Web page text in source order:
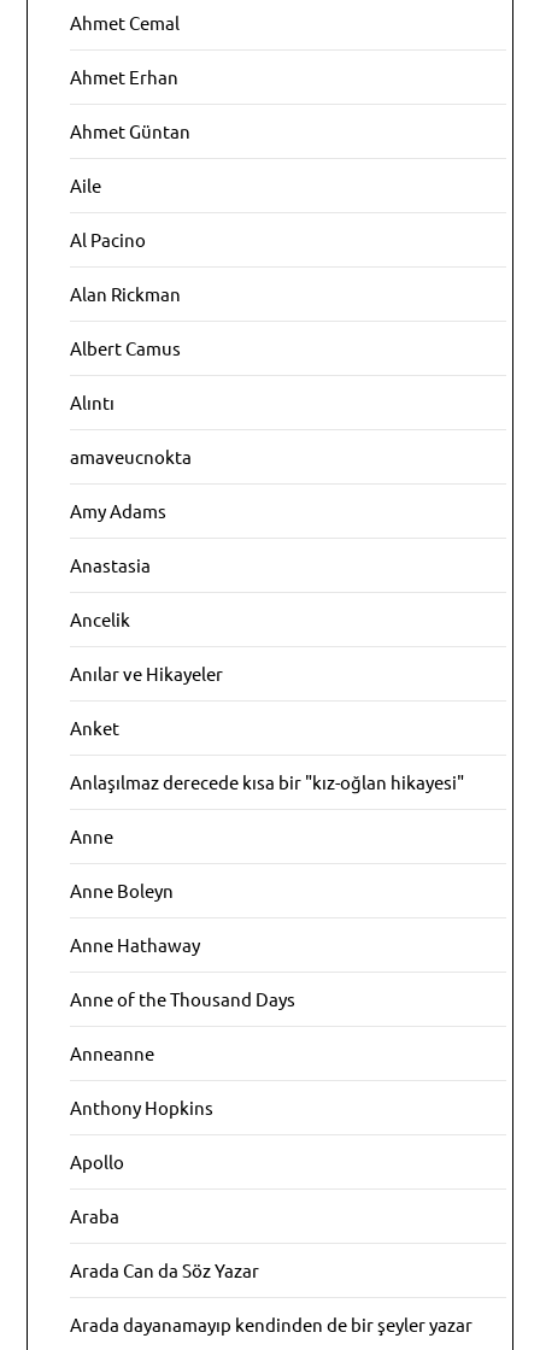
Ahmet Cemal
Ahmet Erhan
Ahmet Güntan
Aile
Al Pacino
Alan Rickman
Albert Camus
Alıntı
amaveucnokta
Amy Adams
Anastasia
Ancelik
Anılar ve Hikayeler
Anket
Anlaşılmaz derecede kısa bir "kız-oğlan hikayesi"
Anne
Anne Boleyn
Anne Hathaway
Anne of the Thousand Days
Anneanne
Anthony Hopkins
Apollo
Araba
Arada Can da Söz Yazar
Arada dayanamayıp kendinden de bir şeyler yazar